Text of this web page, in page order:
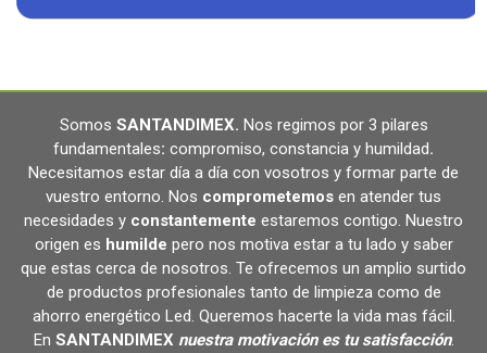
Somos SANTANDIMEX. Nos regimos por 3 pilares
fundamentales: compromiso, constancia y humildad.
Necesitamos estar día a día con vosotros y formar parte de
vuestro entorno. Nos comprometemos en atender tus
necesidades y constantemente estaremos contigo. Nuestro
origen es humilde pero nos motiva estar a tu lado y saber
que estas cerca de nosotros. Te ofrecemos un amplio surtido
de productos profesionales tanto de limpieza como de
ahorro energético Led. Queremos hacerte la vida mas fácil.
En SANTANDIMEX nuestra motivación es tu satisfacción.